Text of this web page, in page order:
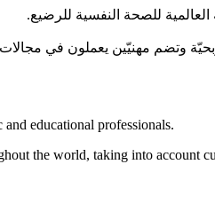
وتضم مهنيّين يعملون في
educational professionals.
the world, taking into account